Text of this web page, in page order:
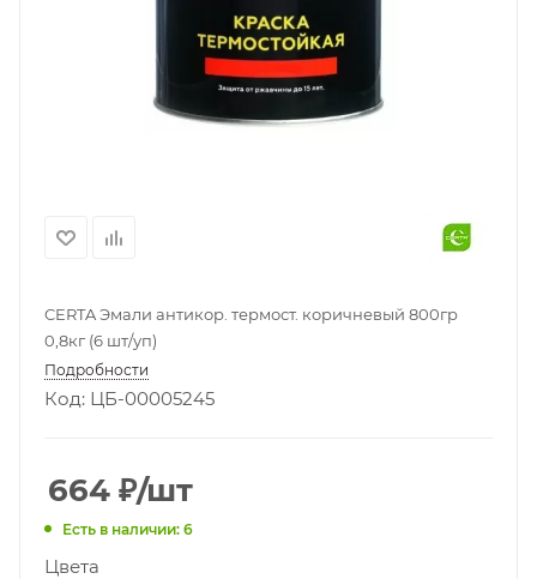
CERTA Эмали антикор. термост. коричневый 800гр
0,8кг (6 шт/уп)
Подробности
Код: ЦБ-00005245
664 ₽/шт
Есть в наличии: 6
Цвета